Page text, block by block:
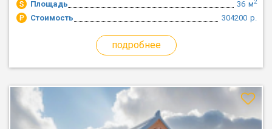
Площадь м2
36
Стоимость
р.
304200
подробнее